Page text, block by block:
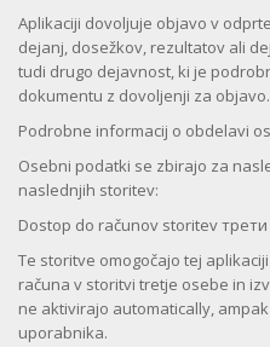
Aplikaciji dovoljuje objavo v
dejanj, dosežkov, rezultatov ali
tudi drugo dejavnost, ki je
dokumentu z dovoljenji za objavo.
Podrobne informacij o obdelavi
Osebni podatki se zbirajo za
naslednjih storitev:
Dostop do računov storitev
Te storitve omogočajo tej
računa v storitvi tretje osebe in
ne aktivirajo automatically,
uporabnika.